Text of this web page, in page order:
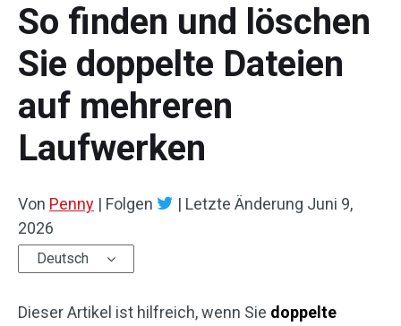
So finden und löschen
Sie doppelte Dateien
auf mehreren
Laufwerken
Von Penny | Folgen | Letzte Änderung Juni 9,
2026
Deutsch
Dieser Artikel ist hilfreich, wenn Sie doppelte